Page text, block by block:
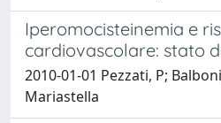
Iperomocisteinemia e
cardiovascolare: stato
2010-01-01 Pezzati, P;
Mariastella